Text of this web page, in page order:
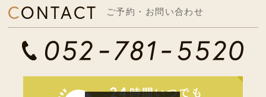
CONTACT ご予約・お問い合わせ